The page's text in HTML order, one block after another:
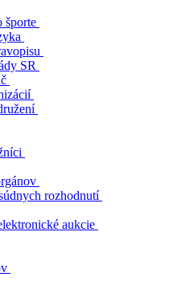
športe
SR
rozhodnutí
aukcie